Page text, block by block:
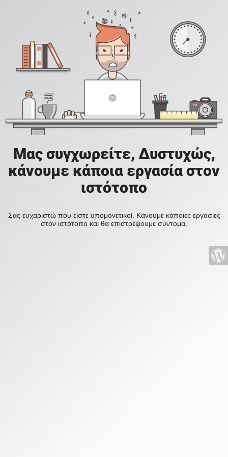
Μας συγχωρείτε, Δυστυχώς,
κάνουμε κάποια εργασία στον
ιστότοπο
Σας ευχαριστώ που είστε υπομονετικοί. Κάνουμε κάποιες εργασίες
στον ιστότοπο και θα επιστρέψουμε σύντομα.